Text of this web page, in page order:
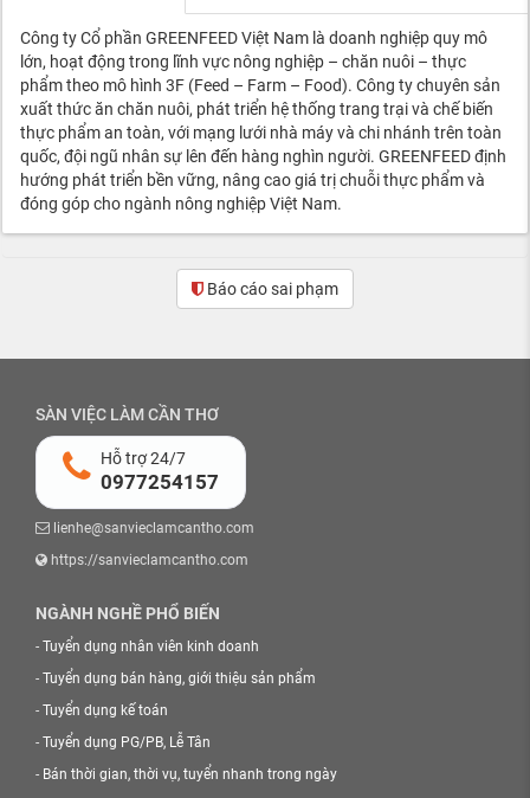
Công ty Cổ phần GREENFEED Việt Nam là doanh nghiệp quy mô
lớn, hoạt động trong lĩnh vực nông nghiệp – chăn nuôi – thực
phẩm theo mô hình 3F (Feed – Farm – Food). Công ty chuyên sản
xuất thức ăn chăn nuôi, phát triển hệ thống trang trại và chế biến
thực phẩm an toàn, với mạng lưới nhà máy và chi nhánh trên toàn
quốc, đội ngũ nhân sự lên đến hàng nghìn người. GREENFEED định
hướng phát triển bền vững, nâng cao giá trị chuỗi thực phẩm và
đóng góp cho ngành nông nghiệp Việt Nam.
Báo cáo sai phạm
SÀN VIỆC LÀM CẦN THƠ
Hỗ trợ 24/7
0977254157
lienhe@sanvieclamcantho.com
https://sanvieclamcantho.com
NGÀNH NGHỀ PHỔ BIẾN
- Tuyển dụng nhân viên kinh doanh
- Tuyển dụng bán hàng, giới thiệu sản phẩm
- Tuyển dụng kế toán
- Tuyển dụng PG/PB, Lễ Tân
- Bán thời gian, thời vụ, tuyển nhanh trong ngày